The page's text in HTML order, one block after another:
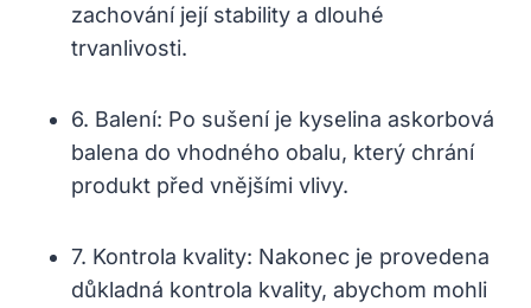
zachování její stability a dlouhé
trvanlivosti.
6. Balení: Po sušení je kyselina askorbová
balena do vhodného obalu, který chrání
produkt před vnějšími vlivy.
7. Kontrola kvality: Nakonec je provedena
důkladná kontrola kvality, abychom mohli